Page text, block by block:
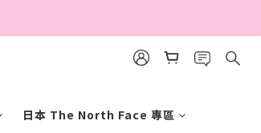
日本 The North Face 專區